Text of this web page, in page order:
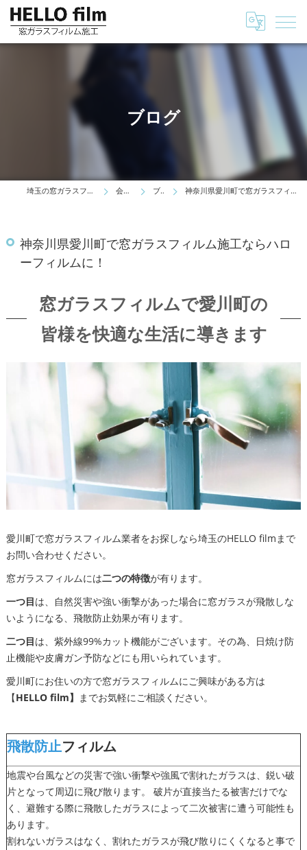
ブログ
埼玉の窓ガラスフィルムはHELLO film 会社情報 ブログ 神奈川県愛川町で窓ガラスフィルム施工ならハローフィルムに！
神奈川県愛川町で窓ガラスフィルム施工ならハロ
ーフィルムに！
窓ガラスフィルムで愛川町の
皆様を快適な生活に導きます
愛川町で窓ガラスフィルム業者をお探しなら埼玉のHELLO filmまで
お問い合わせください。
窓ガラスフィルムには二つの特徴が有ります。
一つ目は、自然災害や強い衝撃があった場合に窓ガラスが飛散しな
いようになる、飛散防止効果が有ります。
二つ目は、紫外線99%カット機能がございます。その為、日焼け防
止機能や皮膚ガン予防などにも用いられています。
愛川町にお住いの方で窓ガラスフィルムにご興味がある方は
【HELLO film】 までお気軽にご相談ください。
飛散防止フィルム
地震や台風などの災害で強い衝撃や強風で割れたガラスは、鋭い破
片となって周辺に飛び散ります。 破片が直接当たる被害だけでな
く、避難する際に飛散したガラスによって二次被害に遭う可能性も
あります。
割れないガラスはなく、割れたガラスが飛び散りにくくなると事で